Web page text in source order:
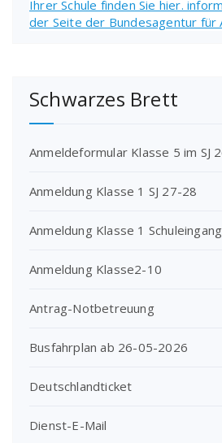
Schwarzes Brett
Anmeldeformular Klasse 5 im SJ
Anmeldung Klasse 1 SJ 27-28
Anmeldung Klasse 1
Anmeldung Klasse2-10
Antrag-Notbetreuung
Busfahrplan ab 26-05-2026
Deutschlandticket
Dienst-E-Mail